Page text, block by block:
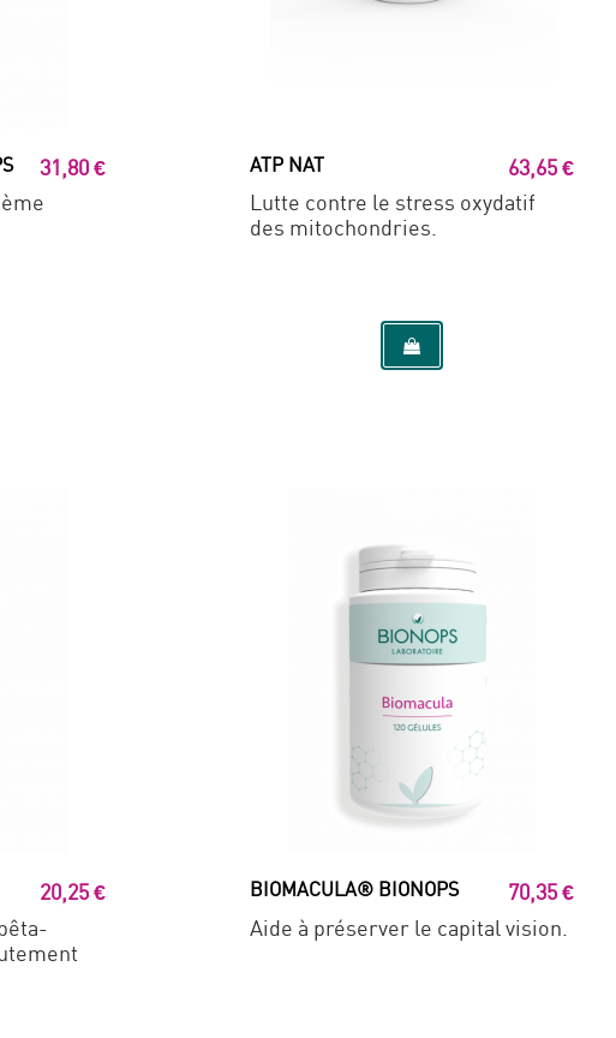
31,80 €
ATP NAT
63,65 €
Lutte contre le stress oxydatif
des mitochondries.
20,25 €
BIOMACULA® BIONOPS
70,35 €
Aide à préserver le capital vision.